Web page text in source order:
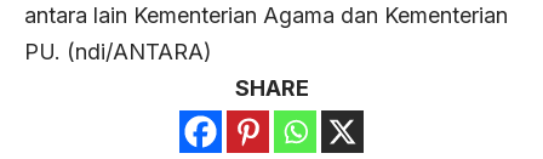
antara lain Kementerian Agama dan Kementerian
PU. (ndi/ANTARA)
SHARE